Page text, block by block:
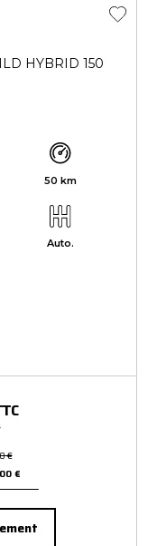
HYBRID 150
50 km
Auto.
€
€